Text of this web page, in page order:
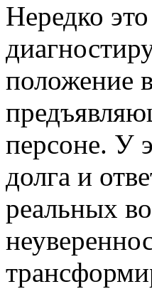
Нередко
положение
персоне. У
долга и
реальных